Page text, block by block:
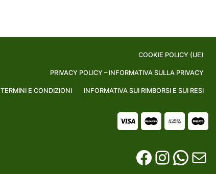
COOKIE POLICY (UE)
PRIVACY POLICY – INFORMATIVA SULLA PRIVACY
TERMINI E CONDIZIONI INFORMATIVA SUI RIMBORSI E SUI RESI